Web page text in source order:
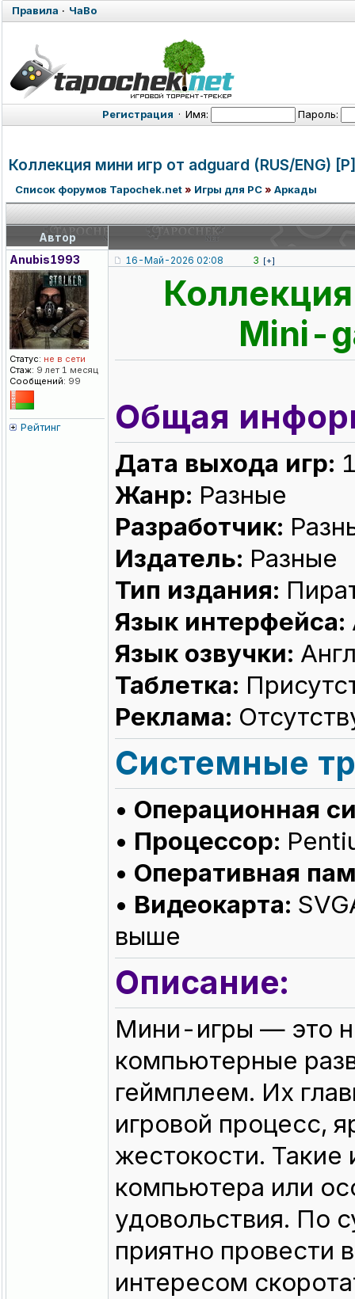
Правила · ЧаВо
Регистрация · Имя: Пароль:
Коллекция мини игр от adguard (RUS/ENG)
Список форумов Tapochek.net» Игры для PC» Аркады
Автор
Anubis1993
Статус: не в сети
Стаж: 9 лет 1 месяц
Сообщений: 99
Рейтинг
16-Май-2026 02:08 3 [+]
Mini-
Общая
Дата выхода игр:
Жанр: Разные
Разработчик:
Издатель: Разные
Тип издания:
Язык интерфейса:
Язык озвучки:
Таблетка:
Реклама:
Системные
• Операционная
• Процессор:
• Оперативная
• Видеокарта:
выше
Описание:
Мини-игры — это
компьютерные
геймплеем. Их
игровой процесс,
жестокости.
компьютера или
удовольствия. По
приятно провести
интересом